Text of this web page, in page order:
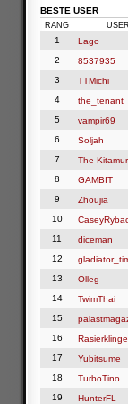
BESTE USER
RANG USER
1 Lago
2
8537935
3
TTMichi
4
the_tenant
5
vampir69
6
Soljah
7
The
8
GAMBIT
9
Zhoujia
10
11
diceman
12
13
Olleg
14
TwimThai
15
16
17
Yubitsume
18
TurboTino
19
HunterFL